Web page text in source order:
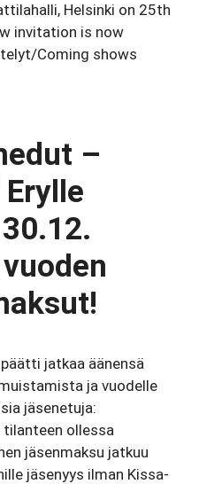
Helsinki on 25th
invitation is now
Coming shows
–
jatkaa äänensä
ja vuodelle
jäsenetuja:
ollessa
jäsenmaksu jatkuu
jäsenyys ilman Kissa-